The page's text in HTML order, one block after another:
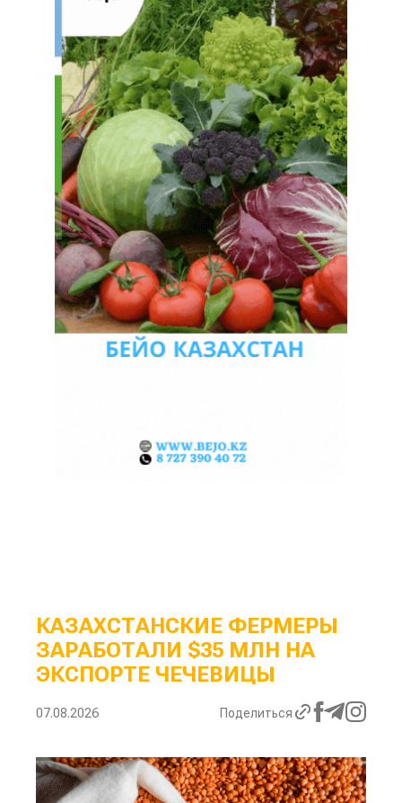
КАЗАХСТАНСКИЕ ФЕРМЕРЫ
ЗАРАБОТАЛИ $35 МЛН НА
ЭКСПОРТЕ ЧЕЧЕВИЦЫ
07.08.2026 Поделиться